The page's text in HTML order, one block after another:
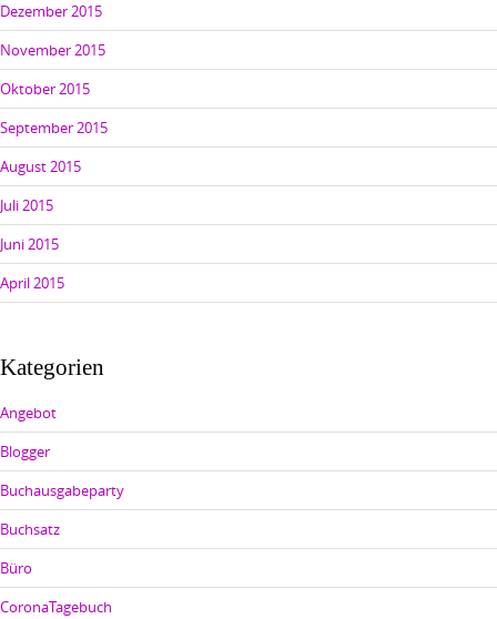
Dezember 2015
November 2015
Oktober 2015
September 2015
August 2015
Juli 2015
Juni 2015
April 2015
Kategorien
Angebot
Blogger
Buchausgabeparty
Buchsatz
Büro
CoronaTagebuch